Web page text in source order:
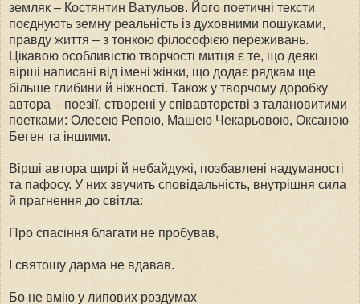
земляк – Костянтин Ватульов. Його поетичні тексти
поєднують земну реальність із духовними пошуками,
правду життя – з тонкою філософією переживань.
Цікавою особливістю творчості митця є те, що деякі
вірші написані від імені жінки, що додає рядкам ще
більше глибини й ніжності. Також у творчому доробку
автора – поезії, створені у співавторстві з талановитими
поетками: Олесею Репою, Машею Чекарьовою, Оксаною
Беген та іншими.
Вірші автора щирі й небайдужі, позбавлені надуманості
та пафосу. У них звучить сповідальність, внутрішня сила
й прагнення до світла:
Про спасіння благати не пробував,
І святошу дарма не вдавав.
Бо не вмію у липових роздумах